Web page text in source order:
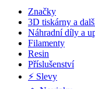
Značky
3D tiskárny a
Náhradní díly a
Filamenty
Resin
Příslušenství
⚡ Slevy